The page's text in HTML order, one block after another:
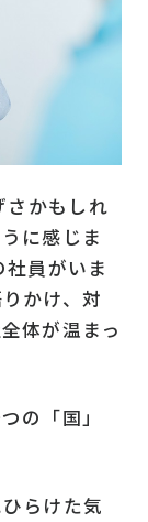
かもしれ
に感じま
員がいま
かけ、対
体が温まっ
の「国」
らけた気